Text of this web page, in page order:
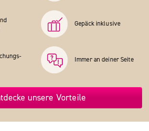
Gepäck inklusive
Immer an deiner Seite
unsere Vorteile